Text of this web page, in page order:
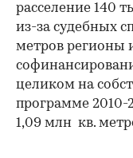
расселение 140
из-за судебных
метров регионы
целиком на
программе 2010-
1,09 млн кв.